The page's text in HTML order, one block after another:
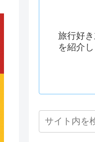
旅行好
を紹介し